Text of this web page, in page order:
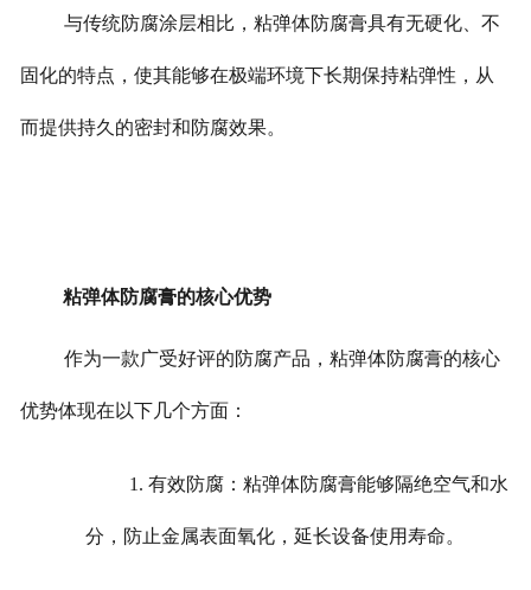
与传统防腐涂层相比，粘弹体防腐膏具有无硬化、不
固化的特点，使其能够在极端环境下长期保持粘弹性，从
而提供持久的密封和防腐效果。
粘弹体防腐膏的核心优势
作为一款广受好评的防腐产品，粘弹体防腐膏的核心
优势体现在以下几个方面：
1. 有效防腐：粘弹体防腐膏能够隔绝空气和水
分，防止金属表面氧化，延长设备使用寿命。